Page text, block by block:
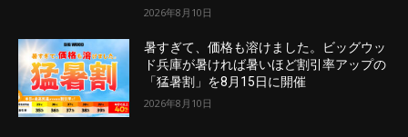
2026年8月10日
暑すぎて、価格も溶けました。ビッグウッ
ド兵庫が暑ければ暑いほど割引率アップの
「猛暑割」を8月15日に開催
2026年8月10日